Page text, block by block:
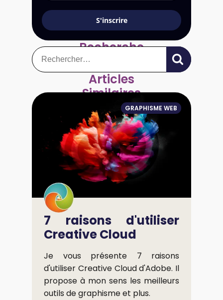
S'inscrire
Recherche
Rechercher :
Articles
Similaires
GRAPHISME WEB
7 raisons d'utiliser
Creative Cloud
Je vous présente 7 raisons
d'utiliser Creative Cloud d'Adobe. Il
propose à mon sens les meilleurs
outils de graphisme et plus.